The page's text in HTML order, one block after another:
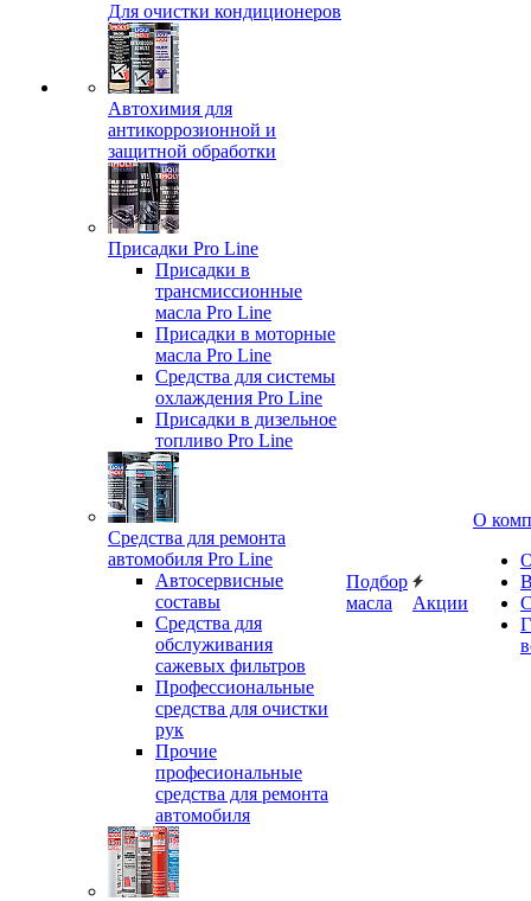
Для очистки кондиционеров
Автохимия для
антикоррозионной и
защитной обработки
Присадки Pro Line
Присадки в
трансмиссионные
масла Pro Line
Присадки в моторные
масла Pro Line
Средства для системы
охлаждения Pro Line
Присадки в дизельное
топливо Pro Line
Средства для ремонта
автомобиля Pro Line
Автосервисные
составы
Средства для
обслуживания
сажевых фильтров
Профессиональные
средства для очистки
рук
Прочие
професиональные
средства для ремонта
автомобиля
Подбор
масла
Акции
О